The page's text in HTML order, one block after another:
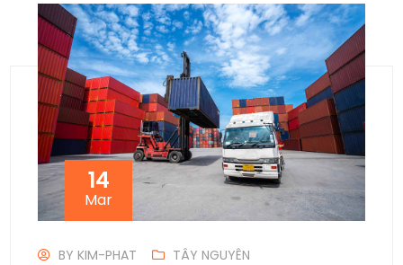
14
Mar
BYKIM-PHAT TÂY NGUYÊN